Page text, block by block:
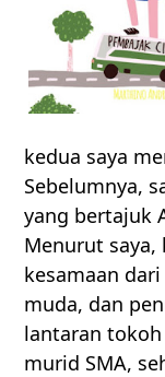
kedua saya
Sebelumnya,
yang bertajuk
Menurut saya,
kesamaan
muda, dan
lantaran
murid SMA,